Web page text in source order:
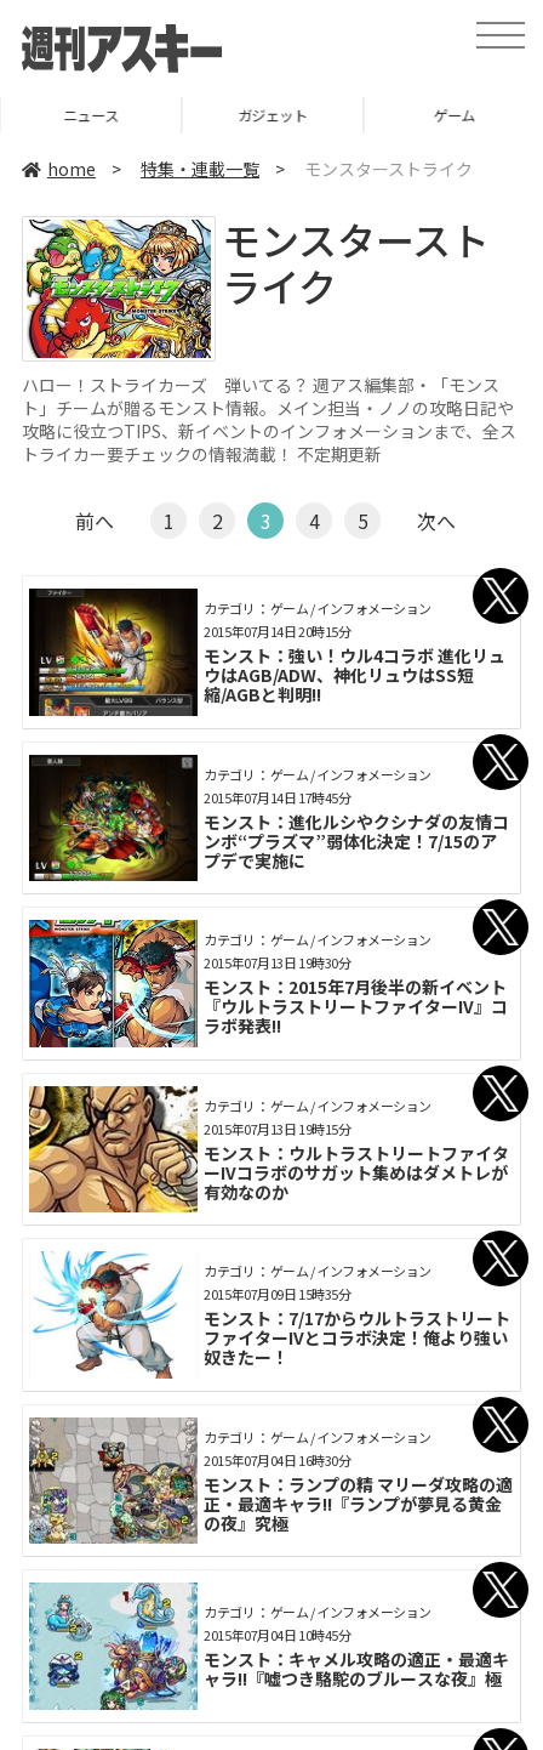
toggle
ニュース ガジェット ゲーム
home > 特集・連載一覧 > モンスターストライク
モンスタースト
ライク
ハロー！ストライカーズ 弾いてる？ 週アス編集部・「モンス
ト」チームが贈るモンスト情報。メイン担当・ノノの攻略日記や
攻略に役立つTIPS、新イベントのインフォメーションまで、全ス
トライカー要チェックの情報満載！ 不定期更新
前へ 1 2 3 4 5 次へ
カテゴリ： ゲーム / インフォメーション
モンスト：強い！ウル4コラボ 進化リュ
ウはAGB/ADW、神化リュウはSS短
縮/AGBと判明!!
2015年07月14日 20時15分
カテゴリ： ゲーム / インフォメーション
モンスト：進化ルシやクシナダの友情コ
ンボ“プラズマ”弱体化決定！7/15のア
プデで実施に
2015年07月14日 17時45分
カテゴリ： ゲーム / インフォメーション
モンスト：2015年7月後半の新イベント
『ウルトラストリートファイターIV』コ
ラボ発表!!
2015年07月13日 19時30分
カテゴリ： ゲーム / インフォメーション
モンスト：ウルトラストリートファイタ
ーIVコラボのサガット集めはダメトレが
有効なのか
2015年07月13日 19時15分
カテゴリ： ゲーム / インフォメーション
モンスト：7/17からウルトラストリート
ファイターIVとコラボ決定！俺より強い
奴きたー！
2015年07月09日 15時35分
カテゴリ： ゲーム / インフォメーション
モンスト：ランプの精 マリーダ攻略の適
正・最適キャラ!!『ランプが夢見る黄金
の夜』究極
2015年07月04日 16時30分
カテゴリ： ゲーム / インフォメーション
モンスト：キャメル攻略の適正・最適キ
ャラ!!『嘘つき駱駝のブルースな夜』極
2015年07月04日 10時45分